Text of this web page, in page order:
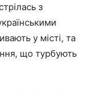
з
у місті, та
що турбують